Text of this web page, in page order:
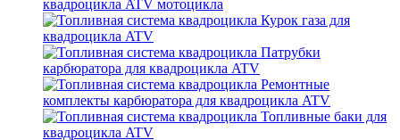
квадроцикла ATV мотоцикла
Курок газа для
квадроцикла ATV
Патрубки
карбюратора для квадроцикла ATV
Ремонтные
комплекты карбюратора для квадроцикла ATV
Топливные баки для
квадроцикла ATV